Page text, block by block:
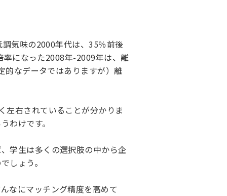
気味の2000年代は、35％前後
になった2008年-2009年は、離
的なデータではありますが）離
左右されていることが分かりま
わけです。
学生は多くの選択肢の中から企
しょう。
なにマッチング精度を高めて